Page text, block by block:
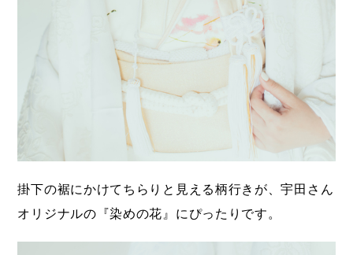
掛下の裾にかけてちらりと見える柄行きが、宇田さん
オリジナルの『染めの花』にぴったりです。